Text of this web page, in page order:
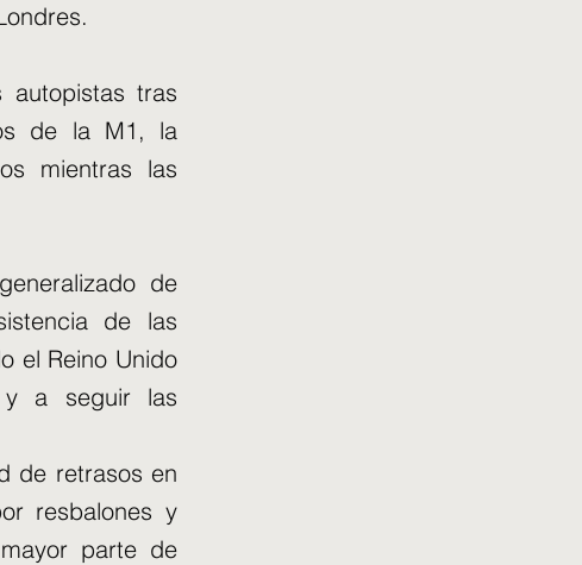
tras
de la M1, la
mientras las
de
de las
el Reino Unido
y a seguir las
de retrasos en
resbalones y
parte de